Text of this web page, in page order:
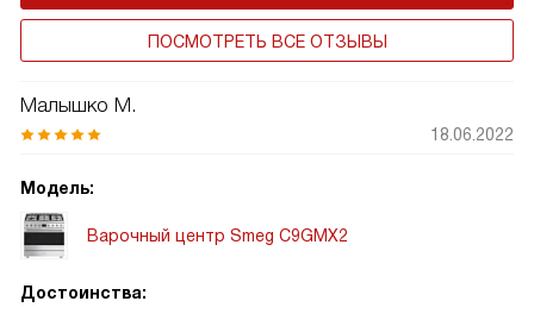
ПОСМОТРЕТЬ ВСЕ ОТЗЫВЫ
Малышко М.
18.06.2022
Модель:
Варочный центр Smeg C9GMX2
Достоинства: